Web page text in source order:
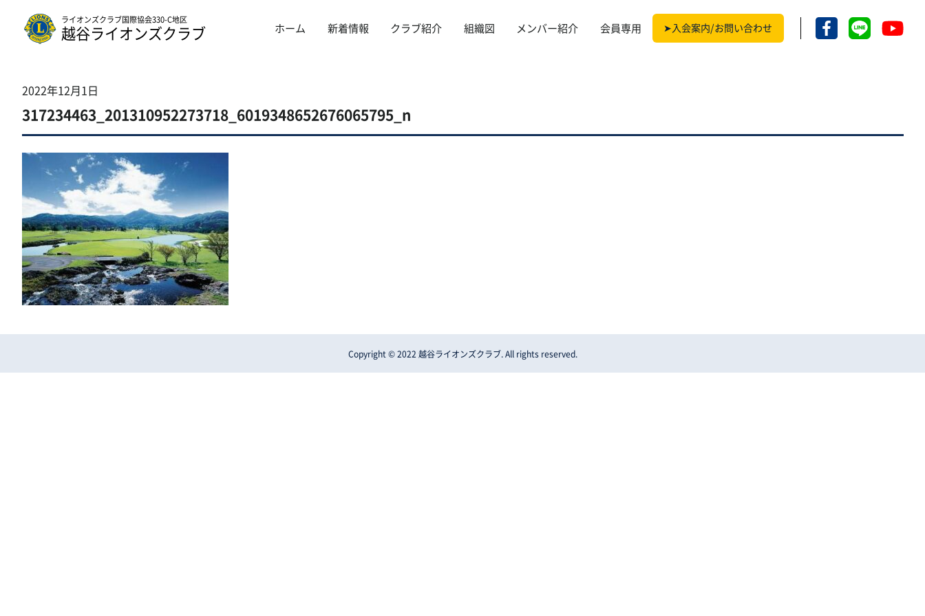
ライオンズクラブ国際協会330-C地区
越谷ライオンズクラブ ホーム 新着情報 クラブ紹介 組織図 メンバー紹介 会員専用 ➤入会案内/お問い合わせ
2022年12月1日
317234463_201310952273718_6019348652676065795_n
Copyright © 2022 越谷ライオンズクラブ. All rights reserved.